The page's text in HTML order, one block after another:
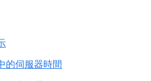
的伺服器時間